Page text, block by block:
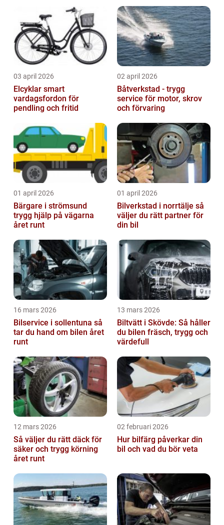
03 april 2026
Elcyklar smart
vardagsfordon för
pendling och fritid
02 april 2026
Båtverkstad - trygg
service för motor, skrov
och förvaring
01 april 2026
Bärgare i strömsund
trygg hjälp på vägarna
året runt
01 april 2026
Bilverkstad i norrtälje så
väljer du rätt partner för
din bil
16 mars 2026
Bilservice i sollentuna så
tar du hand om bilen året
runt
13 mars 2026
Biltvätt i Skövde: Så håller
du bilen fräsch, trygg och
värdefull
12 mars 2026
Så väljer du rätt däck för
säker och trygg körning
året runt
02 februari 2026
Hur bilfärg påverkar din
bil och vad du bör veta